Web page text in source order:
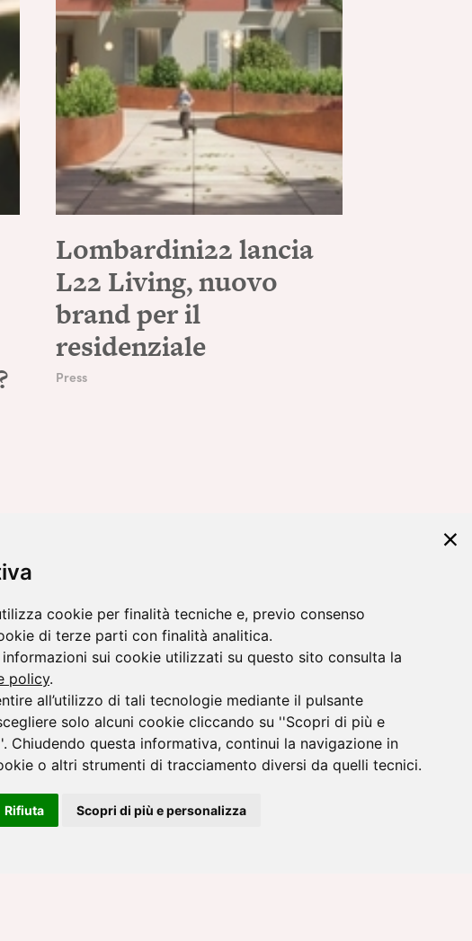
cookie per finalità tecniche e, previo consenso
di terze parti con finalità analitica.
sui cookie utilizzati su questo sito consulta la
policy.
all’utilizzo di tali tecnologie mediante il pulsante
solo alcuni cookie cliccando su ''Scopri di più e
Chiudendo questa informativa, continui la navigazione in
o altri strumenti di tracciamento diversi da quelli tecnici.
Rifiuta Scopri di più e personalizza
Lombardini22 lancia
L22 Living, nuovo
brand per il
residenziale
Press
Informativa sulla privacy.